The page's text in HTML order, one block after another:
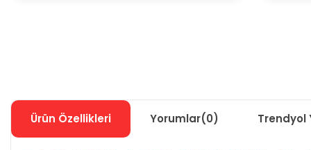
Ürün Özellikleri Yorumlar(0) Trendyol